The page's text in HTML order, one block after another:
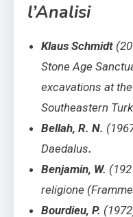
l’Analisi
Klaus Schmidt
Stone Age
excavations at
Southeastern
Bellah, R. N.
Daedalus.
Benjamin, W.
religione
Bourdieu, P.